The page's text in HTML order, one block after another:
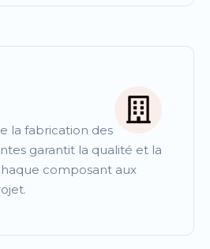
la fabrication des
garantit la qualité et la
composant aux